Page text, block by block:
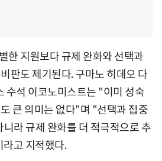
한 지원보다 규제 완화와 선택과
판도 제기된다. 구마노 히데오 다
수석 이코노미스트는 "이미 성숙
큰 의미는 없다"며 "선택과 집중
라 규제 완화를 더 적극적으로 추
고 지적했다.